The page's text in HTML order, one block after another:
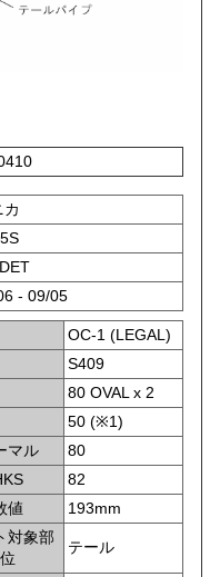
カ
- 09/05
OC-1 (LEGAL)
S409
80 OVAL x 2
50 (※1)
マル
80
82
値
193mm
対象部
位
テール